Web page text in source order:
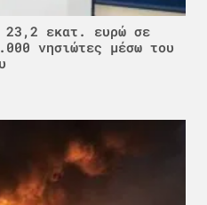
23,2 εκατ. ευρώ σε
νησιώτες μέσω του